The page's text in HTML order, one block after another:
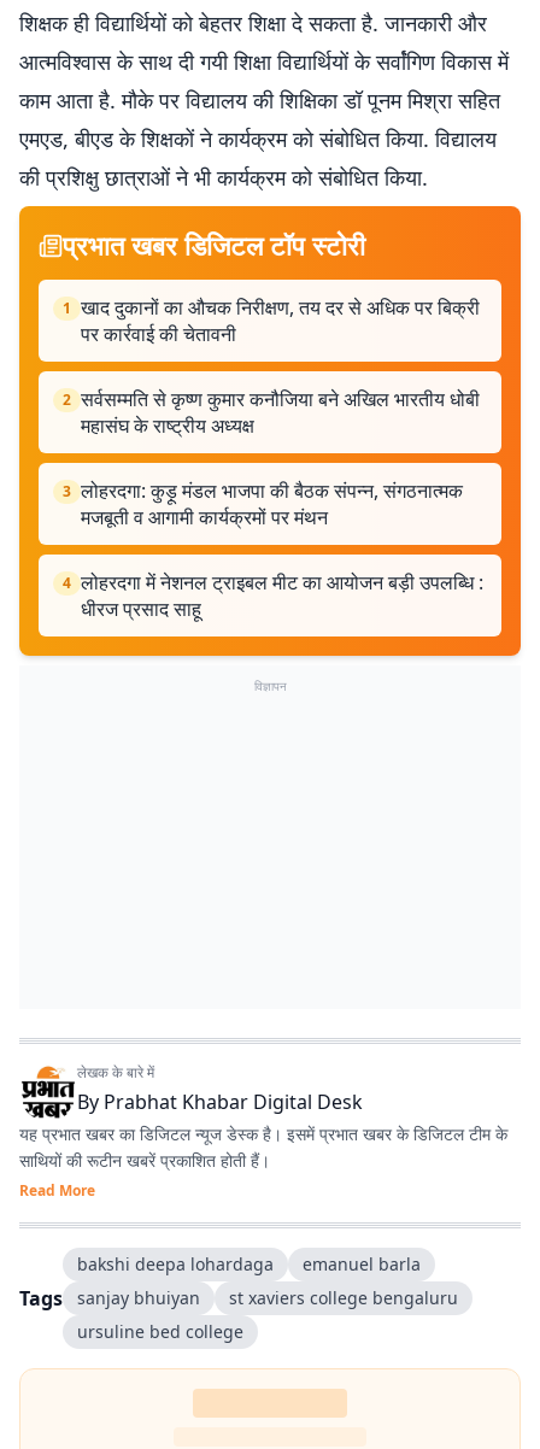
शिक्षक ही विद्यार्थियों को बेहतर शिक्षा दे सकता है. जानकारी और
आत्मविश्वास के साथ दी गयी शिक्षा विद्यार्थियों के सर्वांंगिण विकास में
काम आता है. मौके पर विद्यालय की शिक्षिका डॉ पूनम मिश्रा सहित
एमएड, बीएड के शिक्षकों ने कार्यक्रम को संबोधित किया. विद्यालय
की प्रशिक्षु छात्राओं ने भी कार्यक्रम को संबोधित किया.
प्रभात खबर डिजिटल टॉप स्टोरी
1 खाद दुकानों का औचक निरीक्षण, तय दर से अधिक पर बिक्री
पर कार्रवाई की चेतावनी
2 सर्वसम्मति से कृष्ण कुमार कनौजिया बने अखिल भारतीय धोबी
महासंघ के राष्ट्रीय अध्यक्ष
3 लोहरदगा: कुड़ू मंडल भाजपा की बैठक संपन्न, संगठनात्मक
मजबूती व आगामी कार्यक्रमों पर मंथन
4 लोहरदगा में नेशनल ट्राइबल मीट का आयोजन बड़ी उपलब्धि :
धीरज प्रसाद साहू
विज्ञापन
लेखक के बारे में
By Prabhat Khabar Digital Desk
यह प्रभात खबर का डिजिटल न्यूज डेस्क है। इसमें प्रभात खबर के डिजिटल टीम के
साथियों की रूटीन खबरें प्रकाशित होती हैं।
Read More
Tags
bakshi deepa lohardaga
emanuel barla
sanjay bhuiyan
st xaviers college bengaluru
ursuline bed college